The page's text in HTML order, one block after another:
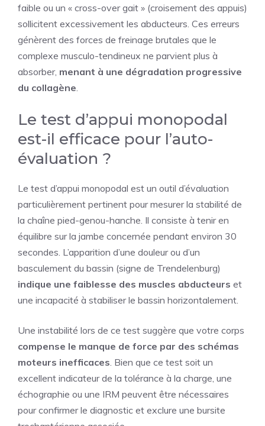
faible ou un « cross-over gait » (croisement des appuis)
sollicitent excessivement les abducteurs. Ces erreurs
génèrent des forces de freinage brutales que le
complexe musculo-tendineux ne parvient plus à
absorber, menant à une dégradation progressive
du collagène
Le test d’appui monopodal
est-il efficace pour l’auto-
évaluation ?
Le test d’appui monopodal est un outil d’évaluation
particulièrement pertinent pour mesurer la stabilité de
la chaîne pied-genou-hanche. Il consiste à tenir en
équilibre sur la jambe concernée pendant environ 30
secondes. L’apparition d’une douleur ou d’un
basculement du bassin (signe de Trendelenburg)
indique une faiblesse des muscles abducteurs et
une incapacité à stabiliser le bassin horizontalement.
Une instabilité lors de ce test suggère que votre corps
compense le manque de force par des schémas
moteurs inefficaces . Bien que ce test soit un
excellent indicateur de la tolérance à la charge, une
échographie ou une IRM peuvent être nécessaires
pour confirmer le diagnostic et exclure une bursite